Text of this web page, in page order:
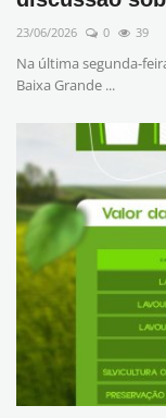
FAQ - Perguntas
23/06/2026 0 39
Na última segunda-
Baixa Grande ...